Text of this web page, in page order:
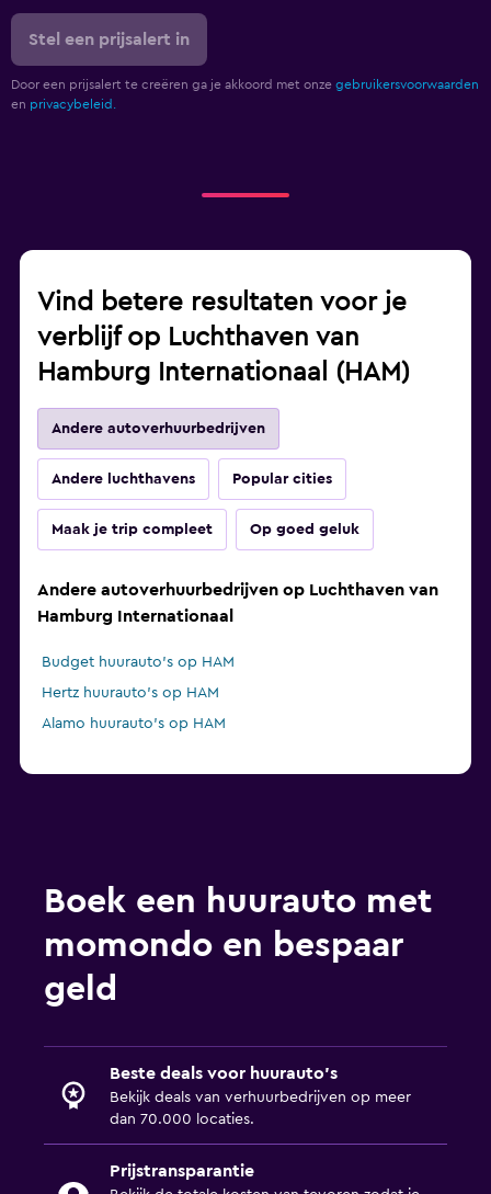
Stel een prijsalert in
Door een prijsalert te creëren ga je akkoord met onze gebruikersvoorwaarden
en privacybeleid.
Vind betere resultaten voor je
verblijf op Luchthaven van
Hamburg Internationaal (HAM)
Andere autoverhuurbedrijven
Andere luchthavens Popular cities
Maak je trip compleet Op goed geluk
Andere autoverhuurbedrijven op Luchthaven van
Hamburg Internationaal
Budget huurauto's op HAM
Hertz huurauto's op HAM
Alamo huurauto's op HAM
Boek een huurauto met
momondo en bespaar
geld
Beste deals voor huurauto's
Bekijk deals van verhuurbedrijven op meer
dan 70.000 locaties.
Prijstransparantie